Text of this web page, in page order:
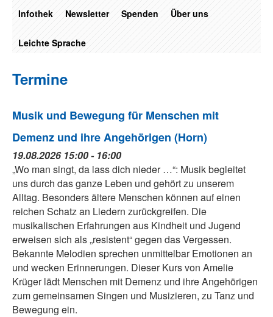
Infothek Newsletter Spenden Über uns
Leichte Sprache
Termine
Musik und Bewegung für Menschen mit
Demenz und ihre Angehörigen (Horn)
19.08.2026 15:00 - 16:00
„Wo man singt, da lass dich nieder …“: Musik begleitet
uns durch das ganze Leben und gehört zu unserem
Alltag. Besonders ältere Menschen können auf einen
reichen Schatz an Liedern zurückgreifen. Die
musikalischen Erfahrungen aus Kindheit und Jugend
erweisen sich als „resistent“ gegen das Vergessen.
Bekannte Melodien sprechen unmittelbar Emotionen an
und wecken Erinnerungen. Dieser Kurs von Amelie
Krüger lädt Menschen mit Demenz und ihre Angehörigen
zum gemeinsamen Singen und Musizieren, zu Tanz und
Bewegung ein.